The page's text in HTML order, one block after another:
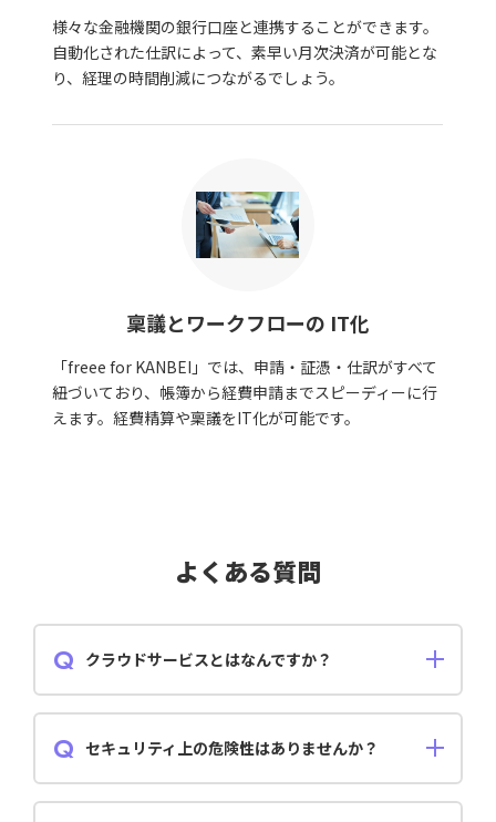
様々な金融機関の銀行口座と連携することができます。
自動化された仕訳によって、素早い月次決済が可能とな
り、経理の時間削減につながるでしょう。
稟議とワークフローの IT化
「freee for KANBEI」では、申請・証憑・仕訳がすべて
紐づいており、帳簿から経費申請までスピーディーに行
えます。経費精算や稟議をIT化が可能です。
よくある質問
クラウドサービスとはなんですか？
とができるシステムのことです。そのため、本サービス
セキュリティ上の危険性はありませんか？